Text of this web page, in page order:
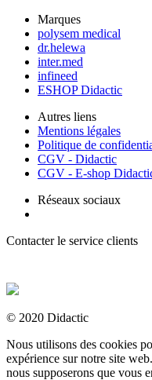
Marques
polysem medical
dr.helewa
inter.med
infineed
ESHOP Didactic
Autres liens
Mentions légales
Politique de
CGV - Didactic
CGV - E-shop
Réseaux sociaux
Contacter le service clients
© 2020 Didactic
Nous utilisons des cookies
expérience sur notre site
nous supposerons que vous